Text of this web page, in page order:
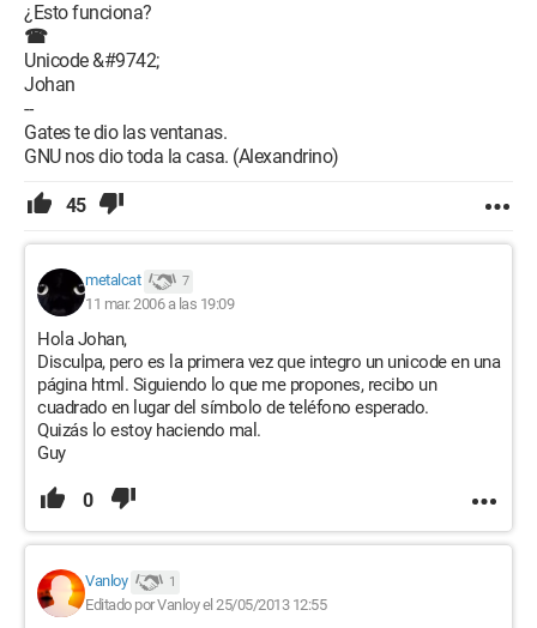
¿Esto funciona?
☎
Unicode &#9742;
Johan
--
Gates te dio las ventanas.
GNU nos dio toda la casa. (Alexandrino)
45
metalcat 7
11 mar. 2006 a las 19:09
Hola Johan,
Disculpa, pero es la primera vez que integro un unicode en una
página html. Siguiendo lo que me propones, recibo un
cuadrado en lugar del símbolo de teléfono esperado.
Quizás lo estoy haciendo mal.
Guy
0
Vanloy 1
Editado por Vanloy el 25/05/2013 12:55